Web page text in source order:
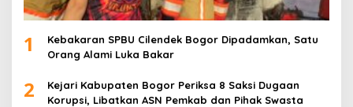
1
Kebakaran SPBU Cilendek Bogor Dipadamkan, Satu
Orang Alami Luka Bakar
2
Kejari Kabupaten Bogor Periksa 8 Saksi Dugaan
Korupsi, Libatkan ASN Pemkab dan Pihak Swasta